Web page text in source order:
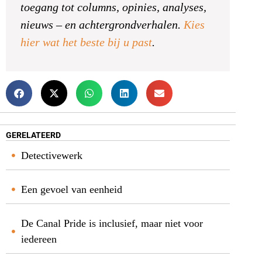
toegang tot columns, opinies, analyses,
nieuws – en achtergrondverhalen. Kies
hier wat het beste bij u past.
GERELATEERD
Detectivewerk
Een gevoel van eenheid
De Canal Pride is inclusief, maar niet voor
iedereen